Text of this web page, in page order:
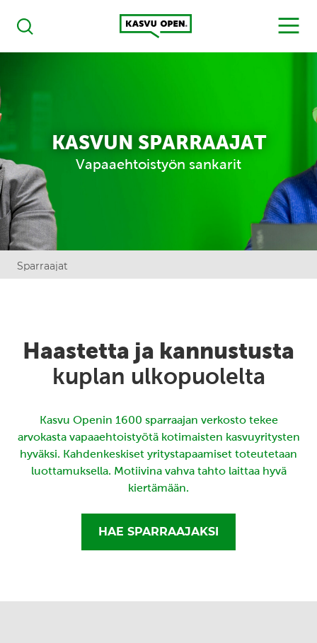
Haku
Kasvu Open
MENU
KASVUN SPARRAAJAT
Vapaaehtoistyön sankarit
Sparraajat
Haastetta ja kannustusta
kuplan ulkopuolelta
Kasvu Openin 1600 sparraajan verkosto tekee
arvokasta vapaaehtoistyötä kotimaisten kasvuyritysten
hyväksi. Kahdenkeskiset yritystapaamiset toteutetaan
luottamuksella. Motiivina vahva tahto laittaa hyvä
kiertämään.
HAE SPARRAAJAKSI